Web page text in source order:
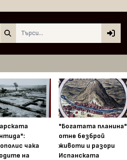
чака
на
"Богатата планина"
отне безброй
животи и разори
Испанската